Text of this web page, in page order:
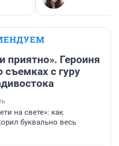
приятно». Героиня
с гуру
на свете»: как
буквально весь